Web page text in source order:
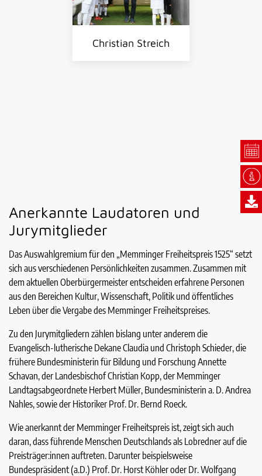
Christian Streich
Anerkannte Laudatoren und
Jurymitglieder
Das Auswahlgremium für den „Memminger Freiheitspreis 1525“ setzt
sich aus verschiedenen Persönlichkeiten zusammen. Zusammen mit
dem aktuellen Oberbürgermeister entscheiden erfahrene Personen
aus den Bereichen Kultur, Wissenschaft, Politik und öffentliches
Leben über die Vergabe des Memminger Freiheitspreises.
Zu den Jurymitgliedern zählen bislang unter anderem die
Evangelisch-lutherische Dekane Claudia und Christoph Schieder, die
frühere Bundesministerin für Bildung und Forschung Annette
Schavan, der Landesbischof Christian Kopp, der Memminger
Landtagsabgeordnete Herbert Müller, Bundesministerin a. D. Andrea
Nahles, sowie der Historiker Prof. Dr. Bernd Roeck.
Wie anerkannt der Memminger Freiheitspreis ist, zeigt sich auch
daran, dass führende Menschen Deutschlands als Lobredner auf die
Preisträger:innen auftreten. Darunter beispielsweise
Bundespräsident (a.D.) Prof. Dr. Horst Köhler oder Dr. Wolfgang